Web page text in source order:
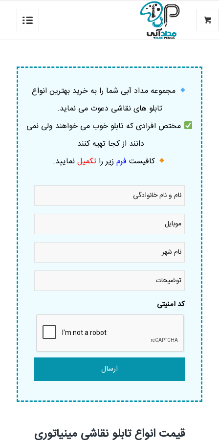
مجموعه مداد آبی شما را به خرید بهترین انواع
تابلو های نقاشی دعوت می نماید.
مختص افرادی که تابلو خوب می خواهند ولی نمی
دانند از کجا تهیه کنند.
کافیست فرم زیر را تکمیلنمایید.
نام
نام
خانوادگی
موبایل
نام
شهر *
توضیحات
کد امنیتی
قیمت انواع تابلو نقاشی مینیاتوری